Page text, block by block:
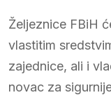
Željeznice FBiH
vlastitim
zajednice, ali i
novac za